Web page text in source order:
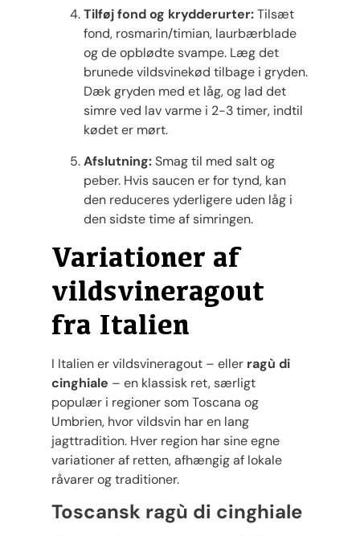
Tilføj fond og krydderurter:Tilsæt
fond, rosmarin/timian, laurbærblade
og de opblødte svampe. Læg det
brunede vildsvinekød tilbage i gryden.
Dæk gryden med et låg, og lad det
simre ved lav varme i 2-3 timer, indtil
kødet er mørt.
Afslutning:Smag til med salt og
peber. Hvis saucen er for tynd, kan
den reduceres yderligere uden låg i
den sidste time af simringen.
Variationer af
vildsvineragout
fra Italien
I Italien er vildsvineragout – eller ragù di
cinghiale – en klassisk ret, særligt
populær i regioner som Toscana og
Umbrien, hvor vildsvin har en lang
jagttradition. Hver region har sine egne
variationer af retten, afhængig af lokale
råvarer og traditioner.
Toscansk ragù di cinghiale